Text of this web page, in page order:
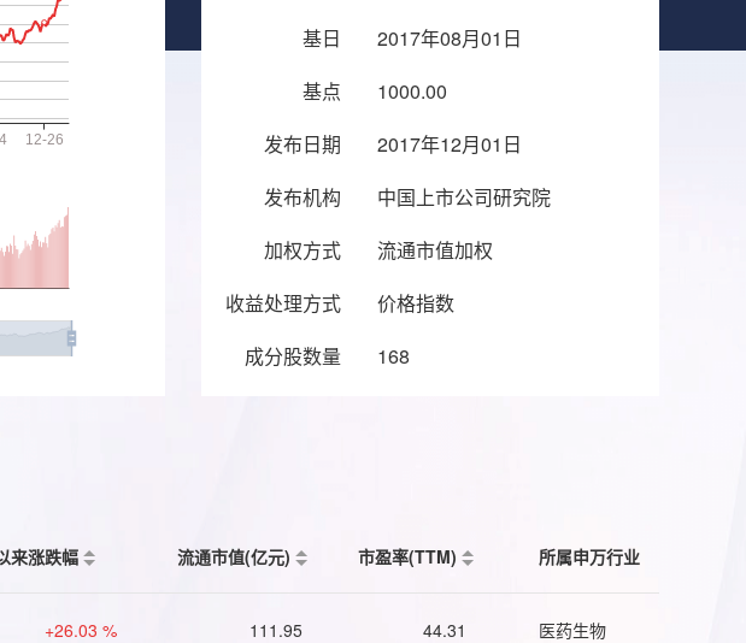
基日
2017年08月01日
基点
1000.00
发布日期
2017年12月01日
发布机构
中国上市公司研究院
加权方式
流通市值加权
收益处理方式
价格指数
成分股数量
168
来涨跌幅 流通市值(亿元) 市盈率(TTM) 所属申万行业
+26.03 % 111.95 44.31 医药生物